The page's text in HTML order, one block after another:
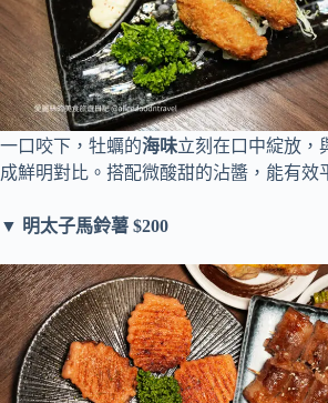
一口咬下，牡蠣的海味立刻在口中綻放，
成鮮明對比。搭配微酸甜的沾醬，能有效
▼ 明太子馬鈴薯 $200